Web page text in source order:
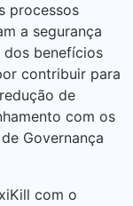
processos
a segurança
dos benefícios
contribuir para
de
com os
Governança
com o